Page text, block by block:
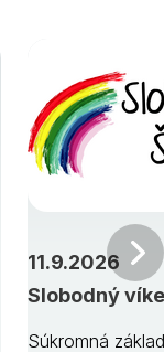
Slobodný
11.9.2026
Súkromná